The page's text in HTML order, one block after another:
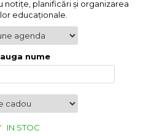
planificări și organizarea
educaționale.
nume
IN STOC